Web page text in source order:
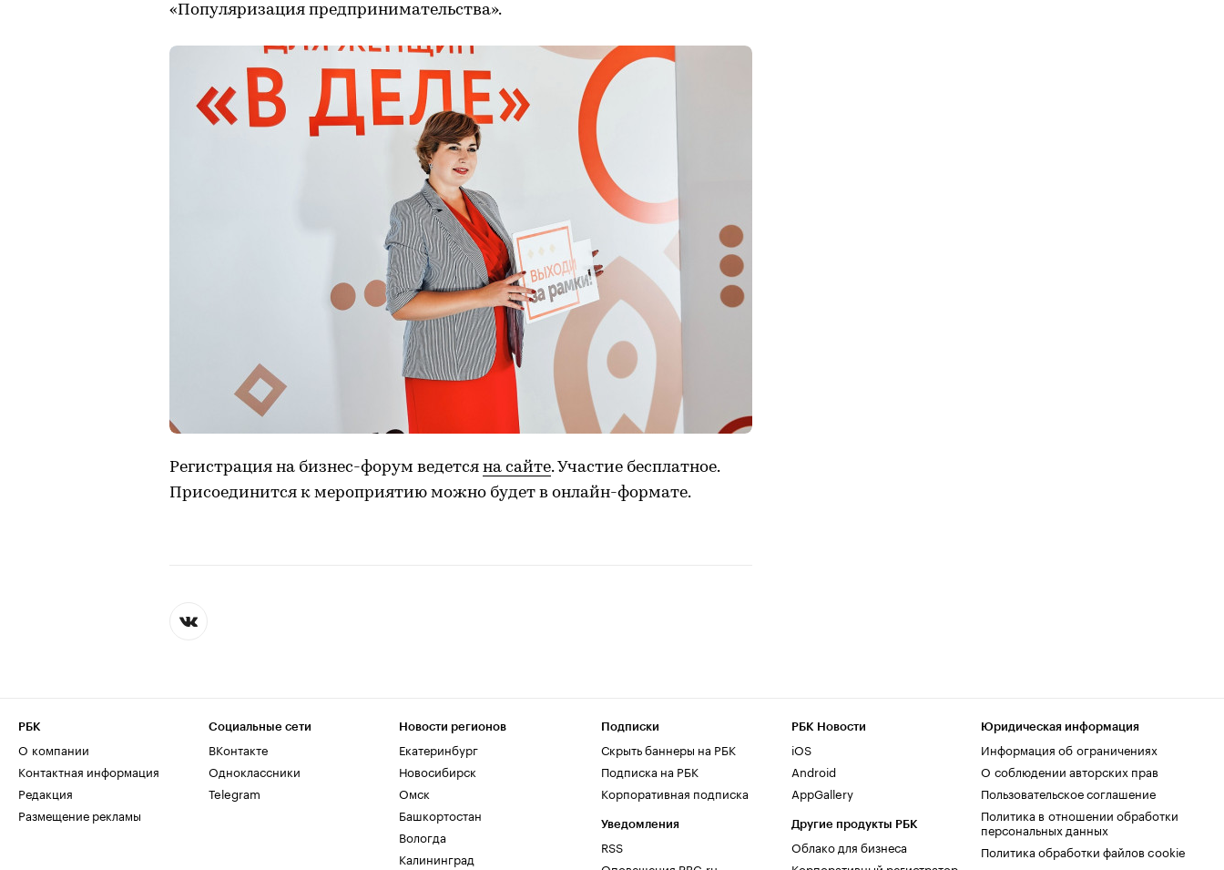
«Популяризация предпринимательства».
Регистрация на бизнес-форум ведется на сайте. Участие бесплатное.
Присоединится к мероприятию можно будет в онлайн-формате.
РБК
О компании
Контактная информация
Редакция
Размещение рекламы
Социальные сети
ВКонтакте
Одноклассники
Telegram
Новости регионов
Екатеринбург
Новосибирск
Омск
Башкортостан
Вологда
Калининград
Подписки
Скрыть баннеры на РБК
Подписка на РБК
Корпоративная подписка
Уведомления
RSS
РБК Новости
iOS
Android
AppGallery
Другие продукты РБК
Облако для бизнеса
Юридическая информация
Информация об ограничениях
О соблюдении авторских прав
Пользовательское соглашение
Политика в отношении обработки
персональных данных
Политика обработки файлов cookie